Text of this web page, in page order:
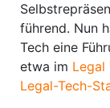
führend. Nun
Tech eine
etwa im Legal
Legal-Tech-